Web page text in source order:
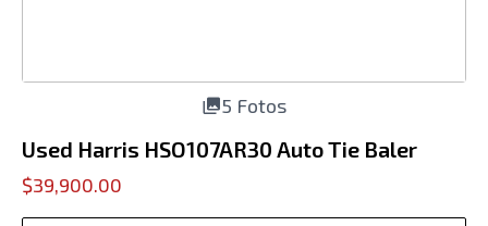
5 Fotos
Used Harris HSO107AR30 Auto Tie Baler
$39,900.00